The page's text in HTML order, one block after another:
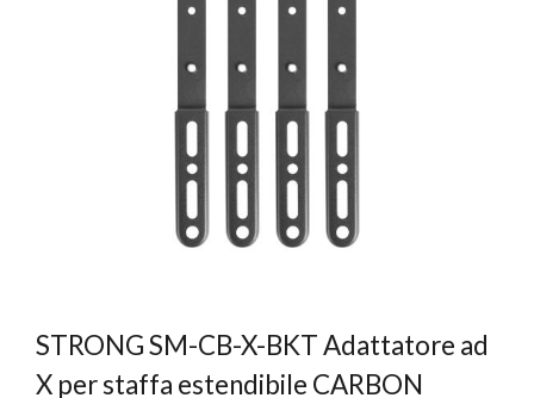
STRONG SM-CB-X-BKT Adattatore ad
X per staffa estendibile CARBON